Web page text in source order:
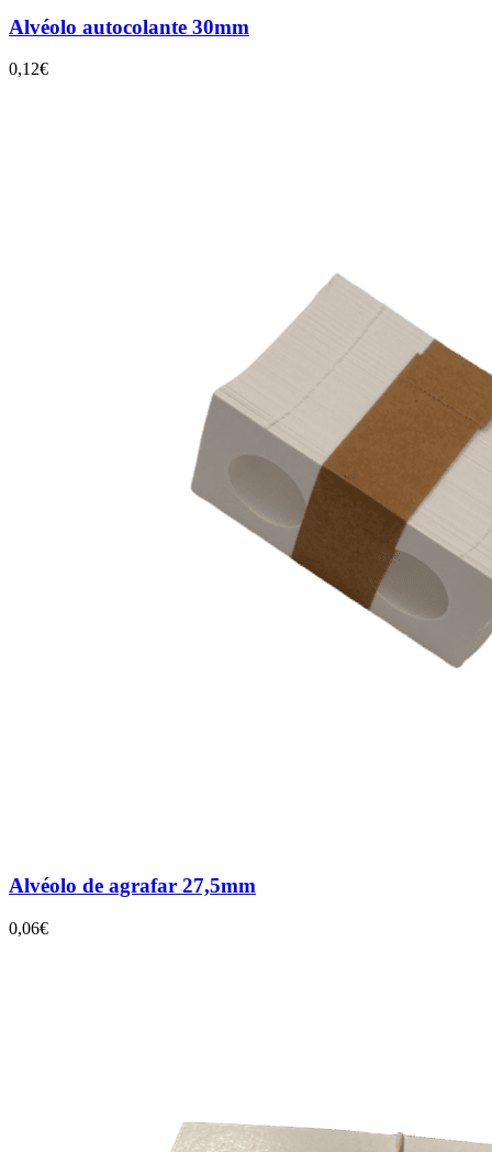
Alvéolo autocolante 30mm
0,12€
Alvéolo de agrafar 27,5mm
0,06€